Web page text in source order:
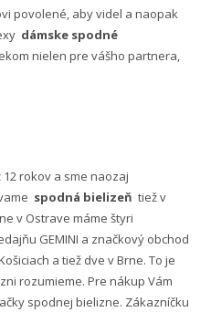
povolené, aby videl a naopak
dámske spodné
nielen pre vášho partnera,
rokov a sme naozaj
spodná bielizeň tiež v
v Ostrave máme štyri
GEMINI a značkový obchod
a tiež dve v Brne. To je
rozumieme. Pre nákup Vám
spodnej bielizne. Zákazníčku